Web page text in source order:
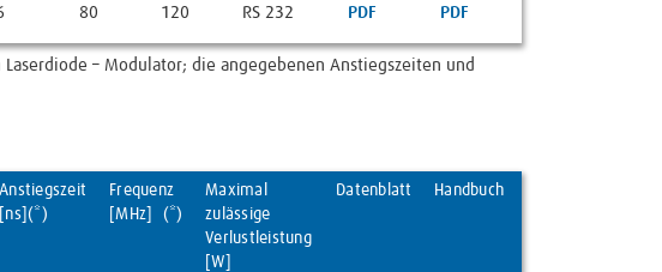
80 120 RS 232 PDF PDF
– Modulator; die angegebenen Anstiegszeiten und
Anstiegszeit
[ns](*)
Frequenz
[MHz] (*)
Maximal
zulässige
Verlustleistung
[W]
Datenblatt Handbuch